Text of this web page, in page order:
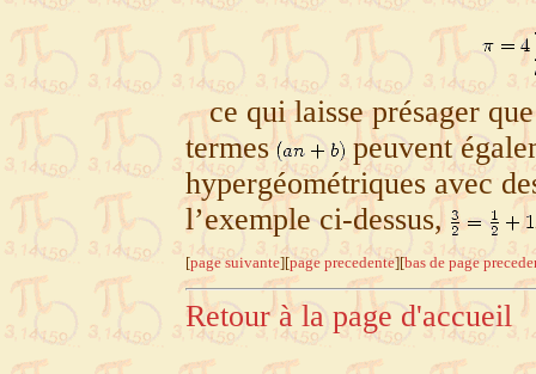
ce qui laisse présager
termes
peuvent
hypergéométriques avec
l’exemple ci-dessus,
[page suivante][page precedente][bas de page
Retour à la page d'accueil